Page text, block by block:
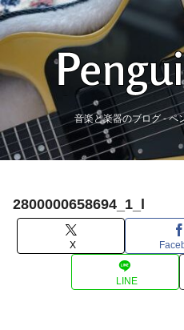
音楽と楽器のブログ - ペ
2800000658694_1_l
X
LINE